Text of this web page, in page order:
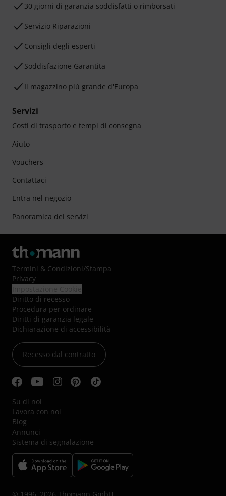
30 giorni di garanzia soddisfatti o rimborsati
Servizio Riparazioni
Consigli degli esperti
Soddisfazione Garantita
Il magazzino più grande d'Europa
Servizi
Costi di trasporto e tempi di consegna
Aiuto
Vouchers
Contattaci
Entra nel negozio
Panoramica dei servizi
Termini & Condizioni/Stampa
Privacy
Diritto di recesso
Procedura per ordinare
Diritti di garanzia legale
Dichiarazione di accessibilità
Recesso dal contratto
Su di noi
Lavora con noi
Blog
Annunci
Sistema di segnalazione